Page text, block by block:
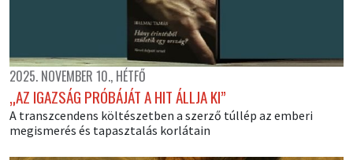
2025. NOVEMBER 10., HÉTFŐ
„AZ IGAZSÁG PRÓBÁJÁT A HIT ÁLLJA KI”
A transzcendens költészetben a szerző túllép az emberi
megismerés és tapasztalás korlátain